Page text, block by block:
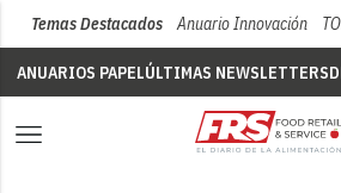
Temas Destacados Anuario Innovación
ANUARIOS PAPELÚLTIMAS NEWSLETTERS